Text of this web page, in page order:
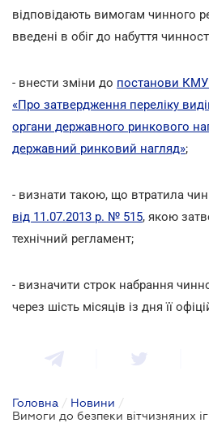
відповідають вимогам чинного
введені в обіг до набуття
- внести зміни до постанови КМУ
«Про затвердження переліку
органи державного ринкового
державний ринковий нагляд»;
- визнати такою, що втратила
від 11.07.2013 р. № 515, якою
технічний регламент;
- визначити строк набрання
через шість місяців із дня її
Головна / Новини /